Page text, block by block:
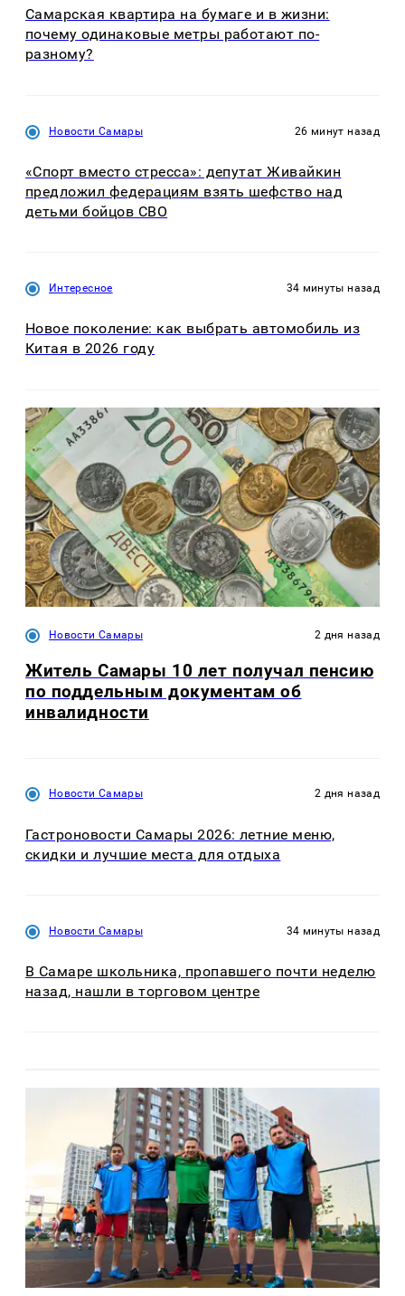
Самарская квартира на бумаге и в жизни:
почему одинаковые метры работают по-
разному?
Новости Самары 26 минут назад
«Спорт вместо стресса»: депутат Живайкин
предложил федерациям взять шефство над
детьми бойцов СВО
Интересное 34 минуты назад
Новое поколение: как выбрать автомобиль из
Китая в 2026 году
Новости Самары 2 дня назад
Житель Самары 10 лет получал пенсию
по поддельным документам об
инвалидности
Новости Самары 2 дня назад
Гастроновости Самары 2026: летние меню,
скидки и лучшие места для отдыха
Новости Самары 34 минуты назад
В Самаре школьника, пропавшего почти неделю
назад, нашли в торговом центре